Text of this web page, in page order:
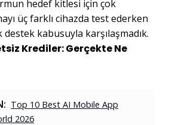
hedef kitlesi için çok
üç farklı cihazda test ederken
kabusuyla karşılaşmadık.
Krediler: Gerçekte Ne
Top 10 Best AI Mobile App
2026